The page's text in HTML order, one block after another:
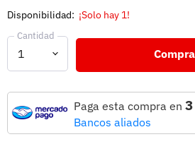
Disponibilidad: ¡Solo hay 1!
Cantidad
Paga esta compra en 3
Bancos aliados